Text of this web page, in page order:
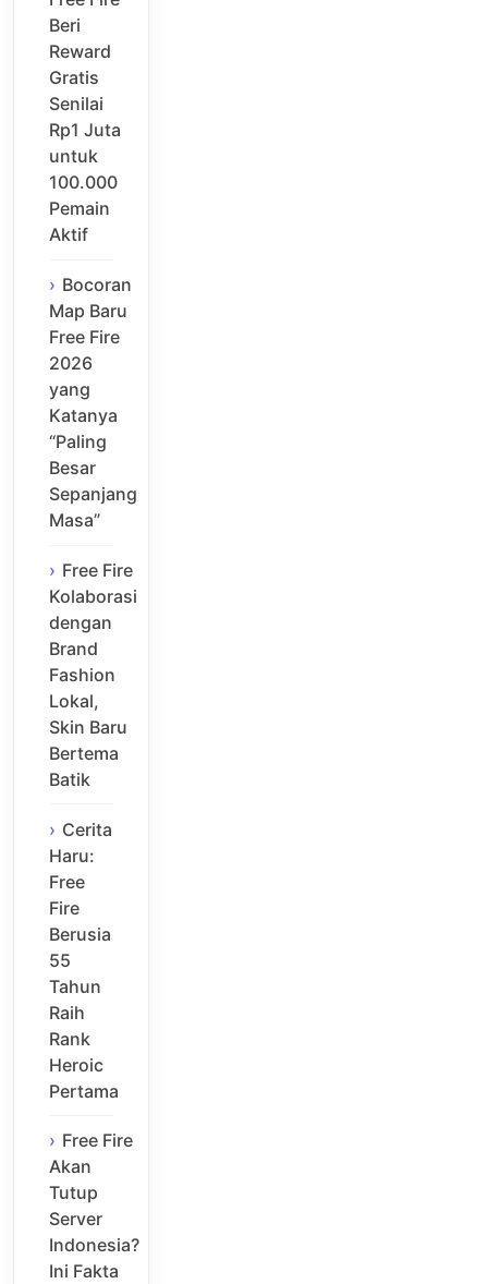
Beri
Reward
Gratis
Senilai
Rp1 Juta
untuk
100.000
Pemain
Aktif
Bocoran
Map Baru
Free Fire
2026
yang
Katanya
“Paling
Besar
Sepanjang
Masa”
Free Fire
Kolaborasi
dengan
Brand
Fashion
Lokal,
Skin Baru
Bertema
Batik
Cerita
Haru:
Free
Fire
Berusia
55
Tahun
Raih
Rank
Heroic
Pertama
Free Fire
Akan
Tutup
Server
Indonesia?
Ini Fakta